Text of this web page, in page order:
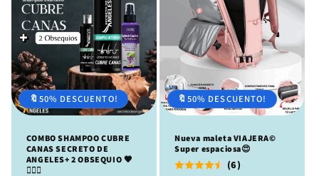
🔖50% DESCUENTO!
COMBO SHAMPOO CUBRE
CANAS SECRETO DE
ANGELES+ 2 OBSEQUIO 🖤
🧔🏻‍♀️
🔖50% DESCUENTO!
Nueva maleta VIAJERA©️
Super espaciosa😍
(6)